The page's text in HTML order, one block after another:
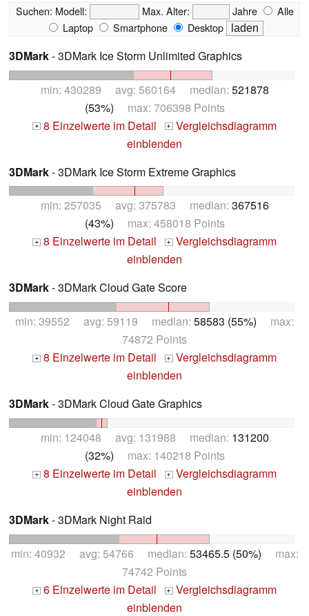
Suchen: Modell: Max. Alter: Jahre
Alle
Laptop
Smartphone Desktop
3DMark- 3DMark Ice Storm Unlimited Graphics
min: 430289 avg: 560164 median: 521878
(53%) max: 706398 Points
+ 8 Einzelwerte im Detail + Vergleichsdiagramm
einblenden
3DMark- 3DMark Ice Storm Extreme Graphics
min: 257035 avg: 375783 median: 367516
(43%) max: 458018 Points
+ 8 Einzelwerte im Detail + Vergleichsdiagramm
einblenden
3DMark- 3DMark Cloud Gate Score
min: 39552 avg: 59119 median: 58583 (55%) max:
74872 Points
+ 8 Einzelwerte im Detail + Vergleichsdiagramm
einblenden
3DMark- 3DMark Cloud Gate Graphics
min: 124048 avg: 131988 median: 131200
(32%) max: 140218 Points
+ 8 Einzelwerte im Detail + Vergleichsdiagramm
einblenden
3DMark- 3DMark Night Raid
min: 40932 avg: 54766 median: 53465.5 (50%) max:
74742 Points
+ 6 Einzelwerte im Detail + Vergleichsdiagramm
einblenden